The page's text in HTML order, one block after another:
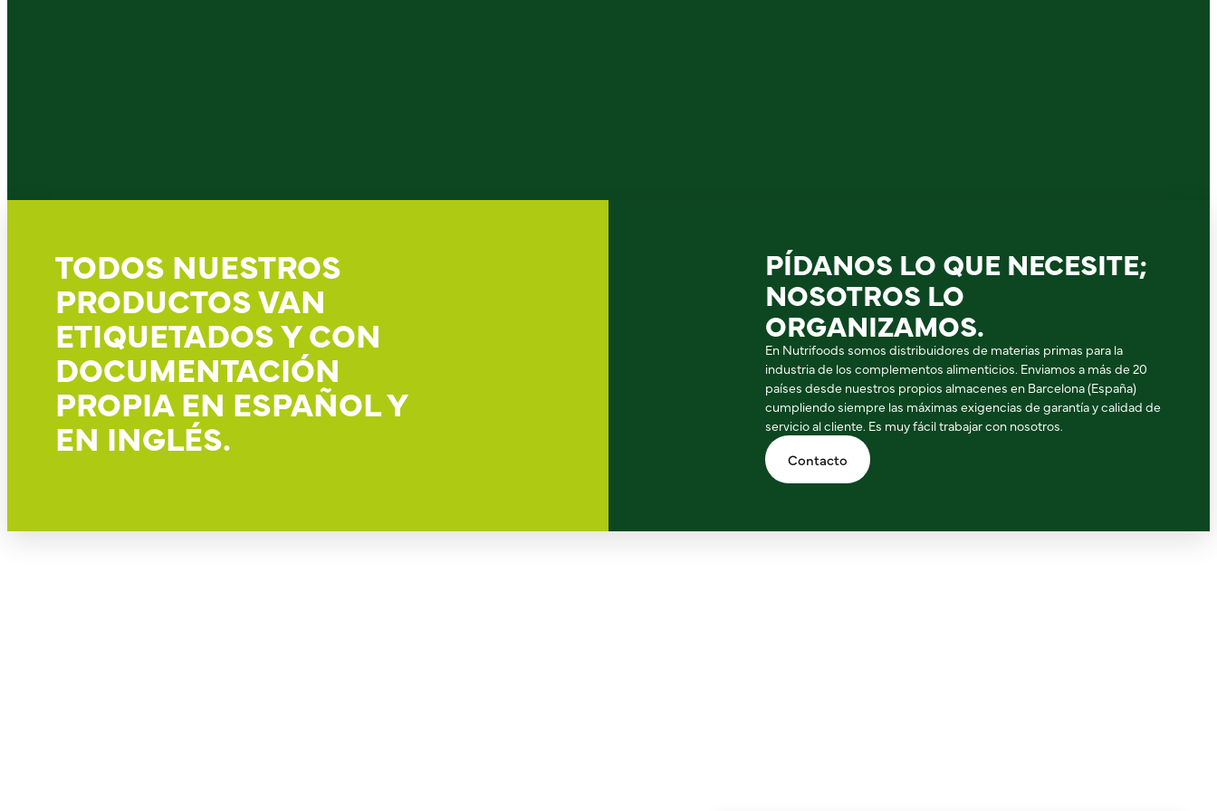
TODOS NUESTROS
PRODUCTOS VAN
ETIQUETADOS Y CON
DOCUMENTACIÓN
PROPIA EN ESPAÑOL Y
EN INGLÉS.
PÍDANOS LO QUE NECESITE;
NOSOTROS LO
ORGANIZAMOS.
En Nutrifoods somos distribuidores de materias primas para la
industria de los complementos alimenticios. Enviamos a más de 20
países desde nuestros propios almacenes en Barcelona (España)
cumpliendo siempre las máximas exigencias de garantía y calidad de
servicio al cliente. Es muy fácil trabajar con nosotros.
Contacto